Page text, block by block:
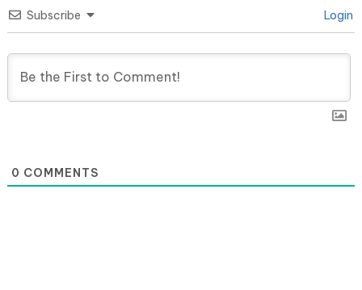
Subscribe Login
0 COMMENTS